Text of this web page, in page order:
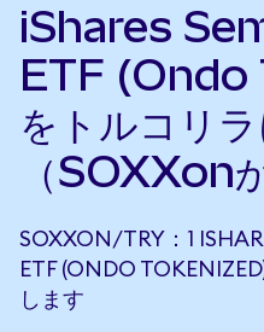
iShares
ETF (Ondo
をトルコリ
（SOXXon
SOXXON/TRY：1
ETF (ONDO
します